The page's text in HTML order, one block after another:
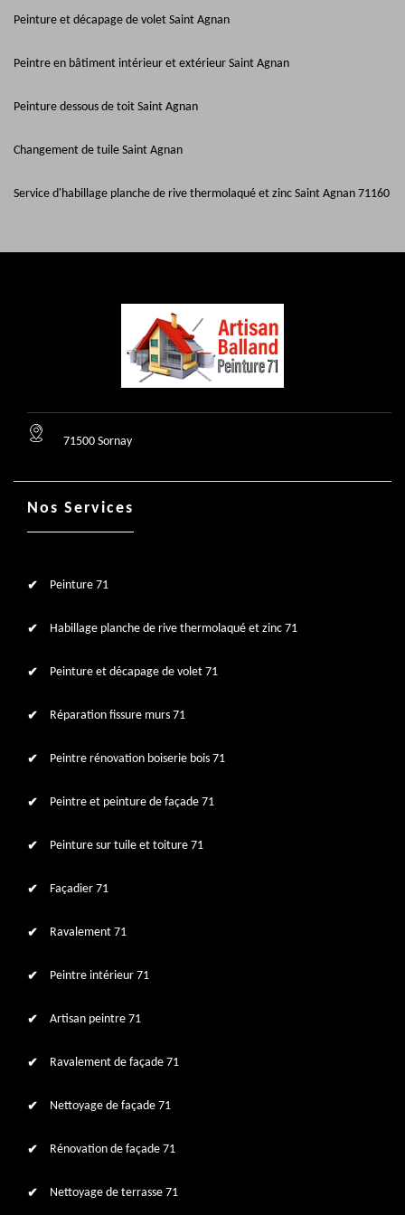
Peinture et décapage de volet Saint Agnan
Peintre en bâtiment intérieur et extérieur Saint Agnan
Peinture dessous de toit Saint Agnan
Changement de tuile Saint Agnan
Service d'habillage planche de rive thermolaqué et zinc Saint Agnan 71160
71500 Sornay
Nos Services
Peinture 71
Habillage planche de rive thermolaqué et zinc 71
Peinture et décapage de volet 71
Réparation fissure murs 71
Peintre rénovation boiserie bois 71
Peintre et peinture de façade 71
Peinture sur tuile et toiture 71
Façadier 71
Ravalement 71
Peintre intérieur 71
Artisan peintre 71
Ravalement de façade 71
Nettoyage de façade 71
Rénovation de façade 71
Nettoyage de terrasse 71